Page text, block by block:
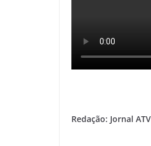
Redação: Jornal